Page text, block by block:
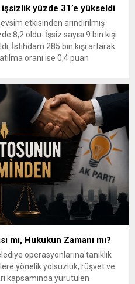
işsizlik yüzde 31’e yükseldi
etkisinden arındırılmış
8,2 oldu. İşsiz sayısı 9 bin kişi
İstihdam 285 bin kişi artarak
oranı ise 0,4 puan
mı, Hukukun Zamanı mı?
operasyonlarına tanıklık
yönelik yolsuzluk, rüşvet ve
kapsamında yürütülen